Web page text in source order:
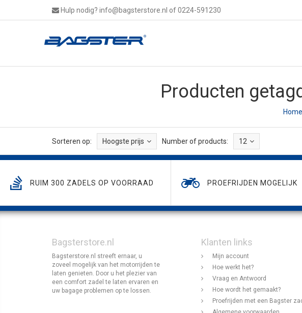
Hulp nodig? info@bagsterstore.nl of 0224-591230
Producten
Home
Sorteren op: Hoogste prijs Number of products: 12
RUIM 300 ZADELS OP VOORRAAD PROEFRIJDEN MOGELIJK
Bagsterstore.nl
Bagsterstore.nl streeft ernaar, u
zoveel mogelijk van het motorrijden te
laten genieten. Door u het plezier van
een comfort zadel te laten ervaren en
uw bagage problemen op te lossen.
Klanten links
Mijn account
Hoe werkt het?
Vraag en Antwoord
Hoe wordt het gemaakt?
Proefrijden met een Bagster